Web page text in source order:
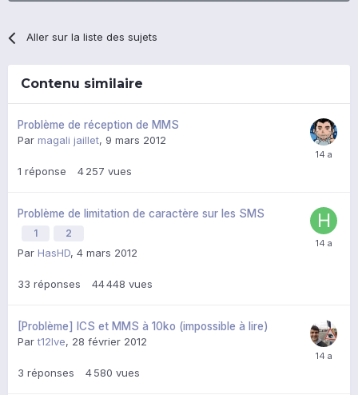
Aller sur la liste des sujets
Contenu similaire
Problème de réception de MMS
Par magali jaillet, 9 mars 2012
1 réponse 4 257 vues
Problème de limitation de caractère sur les SMS
1 2
Par HasHD, 4 mars 2012
33 réponses 44 448 vues
[Problème] ICS et MMS à 10ko (impossible à lire)
Part12lve, 28 février 2012
3 réponses 4 580 vues